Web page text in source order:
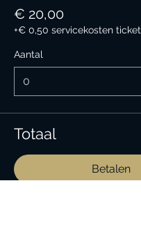
€ 20,00
+€ 0,50 servicekosten ticket
Aantal
Totaal
Betalen